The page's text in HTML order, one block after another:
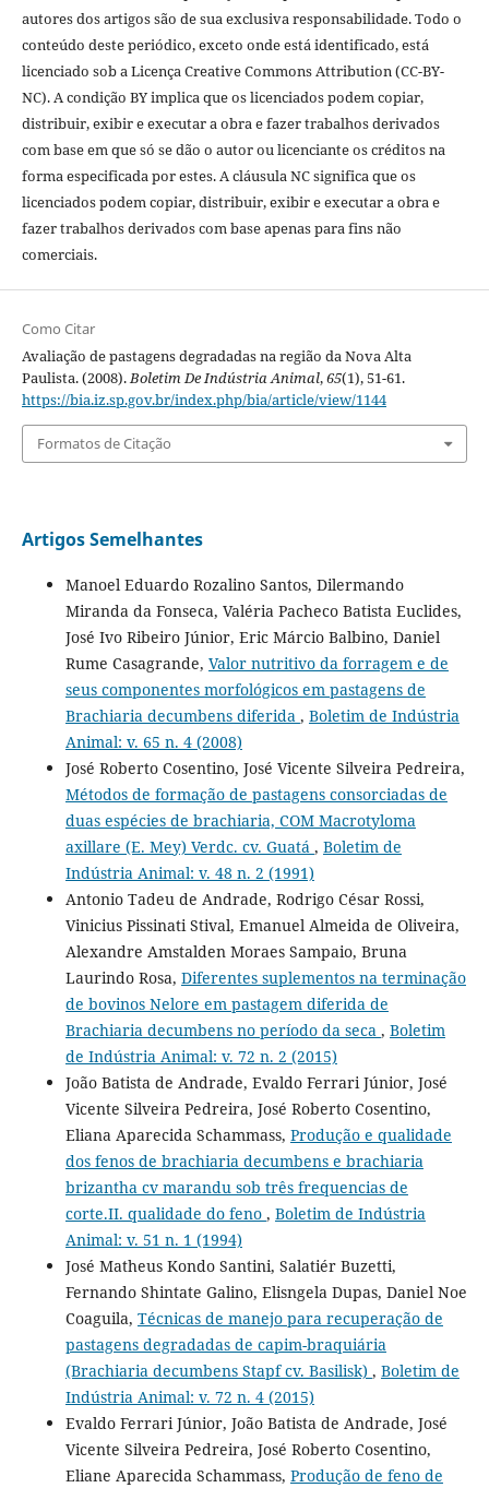
autores dos artigos são de sua exclusiva responsabilidade. Todo o
conteúdo deste periódico, exceto onde está identificado, está
licenciado sob a Licença Creative Commons Attribution (CC-BY-
NC). A condição BY implica que os licenciados podem copiar,
distribuir, exibir e executar a obra e fazer trabalhos derivados
com base em que só se dão o autor ou licenciante os créditos na
forma especificada por estes. A cláusula NC significa que os
licenciados podem copiar, distribuir, exibir e executar a obra e
fazer trabalhos derivados com base apenas para fins não
comerciais.
Como Citar
Avaliação de pastagens degradadas na região da Nova Alta
Paulista. (2008).Boletim De Indústria Animal,65(1), 51-61.
https://bia.iz.sp.gov.br/index.php/bia/article/view/1144
Formatos de Citação
Artigos Semelhantes
Manoel Eduardo Rozalino Santos, Dilermando
Miranda da Fonseca, Valéria Pacheco Batista Euclides,
José Ivo Ribeiro Júnior, Eric Márcio Balbino, Daniel
Rume Casagrande, Valor nutritivo da forragem e de
seus componentes morfológicos em pastagens de
Brachiaria decumbens diferida , Boletim de Indústria
Animal: v. 65 n. 4 (2008)
José Roberto Cosentino, José Vicente Silveira Pedreira,
Métodos de formação de pastagens consorciadas de
duas espécies de brachiaria, COM Macrotyloma
axillare (E. Mey) Verdc. cv. Guatá , Boletim de
Indústria Animal: v. 48 n. 2 (1991)
Antonio Tadeu de Andrade, Rodrigo César Rossi,
Vinicius Pissinati Stival, Emanuel Almeida de Oliveira,
Alexandre Amstalden Moraes Sampaio, Bruna
Laurindo Rosa, Diferentes suplementos na terminação
de bovinos Nelore em pastagem diferida de
Brachiaria decumbens no período da seca , Boletim
de Indústria Animal: v. 72 n. 2 (2015)
João Batista de Andrade, Evaldo Ferrari Júnior, José
Vicente Silveira Pedreira, José Roberto Cosentino,
Eliana Aparecida Schammass, Produção e qualidade
dos fenos de brachiaria decumbens e brachiaria
brizantha cv marandu sob três frequencias de
corte.II. qualidade do feno , Boletim de Indústria
Animal: v. 51 n. 1 (1994)
José Matheus Kondo Santini, Salatiér Buzetti,
Fernando Shintate Galino, Elisngela Dupas, Daniel Noe
Coaguila, Técnicas de manejo para recuperação de
pastagens degradadas de capim-braquiária
(Brachiaria decumbens Stapf cv. Basilisk) , Boletim de
Indústria Animal: v. 72 n. 4 (2015)
Evaldo Ferrari Júnior, João Batista de Andrade, José
Vicente Silveira Pedreira, José Roberto Cosentino,
Eliane Aparecida Schammass, Produção de feno de